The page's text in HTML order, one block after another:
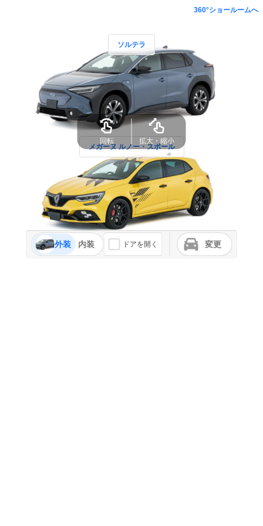
360°ショールームへ
ソルテラ
メガーヌ ルノー・スポール
外装 内装 ドアを開く 変更
回転 拡大・縮小